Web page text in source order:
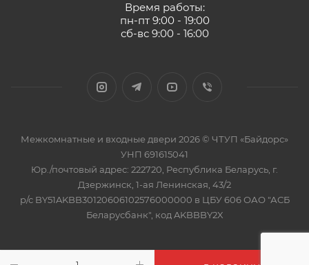
Время работы:
пн-пт 9:00 - 19:00
сб-вс 9:00 - 16:00
Межкомнатные и входные двери 2026 © ЧТУП «Байдорс»
УНП 691615041
Юр./почтовый адрес: 222720, Республика Беларусь, г.
Дзержинск, 1-ая Ленинская, 43/2
р/с BY51AKBB30120606102576000000 в ЦБУ 606 ОАО "АСБ
Беларусбанк", код AKBBBY2X